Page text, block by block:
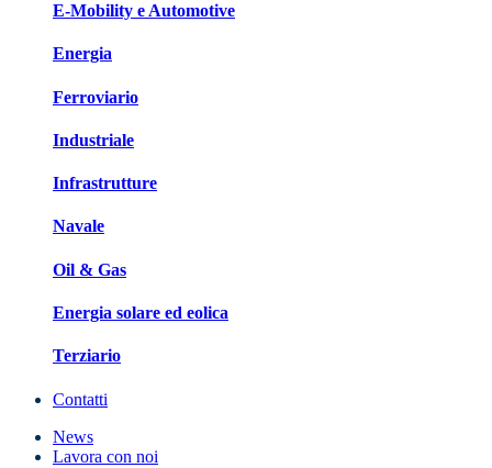
E-Mobility e Automotive
Energia
Ferroviario
Industriale
Infrastrutture
Navale
Oil & Gas
Energia solare ed eolica
Terziario
Contatti
News
Lavora con noi